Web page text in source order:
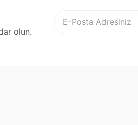
olun.